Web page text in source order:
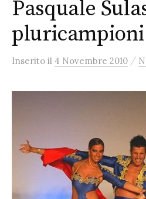
Pasquale
Inserito il 4 Novembre 2010 /